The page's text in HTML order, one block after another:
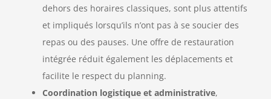
dehors des horaires classiques, sont plus attentifs
et impliqués lorsqu’ils n’ont pas à se soucier des
repas ou des pauses. Une offre de restauration
intégrée réduit également les déplacements et
facilite le respect du planning.
Coordination logistique et administrative,